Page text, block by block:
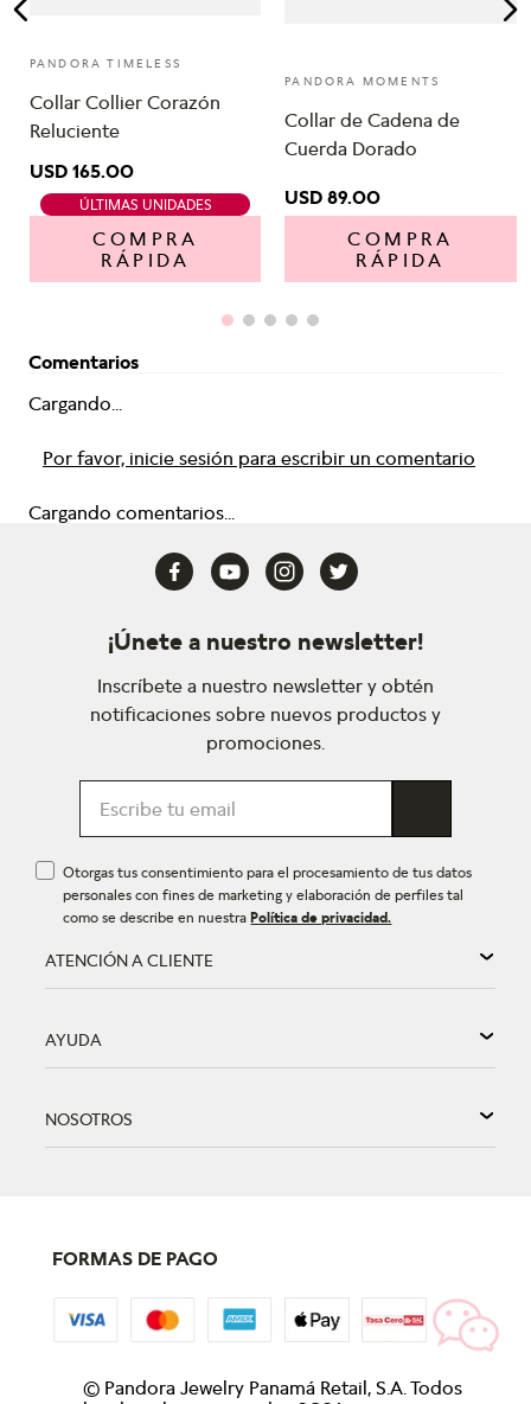
PANDORA TIMELESS
Collar Collier Corazón
Reluciente
USD 165.00
ÚLTIMAS UNIDADES
COMPRA
RÁPIDA
PANDORA MOMENTS
Collar de Cadena de
Cuerda Dorado
USD 89.00
COMPRA
RÁPIDA
Comentarios
Cargando...
Por favor, inicie sesión para escribir un comentario
Cargando comentarios...
¡Únete a nuestro newsletter!
Inscríbete a nuestro newsletter y obtén
notificaciones sobre nuevos productos y
promociones.
Otorgas tus consentimiento para el procesamiento de tus datos
personales con fines de marketing y elaboración de perfiles tal
como se describe en nuestraPolítica de privacidad.
ATENCIÓN A CLIENTE
AYUDA
NOSOTROS
FORMAS DE PAGO
© Pandora Jewelry Panamá Retail, S.A. Todos